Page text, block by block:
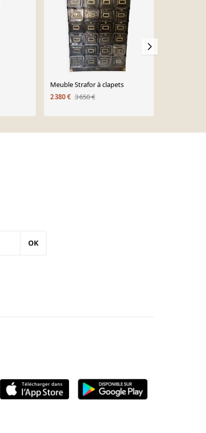
Meuble Strafor à clapets
2 380 € 3 650 €
OK